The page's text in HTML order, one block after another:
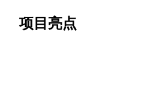
项目亮点